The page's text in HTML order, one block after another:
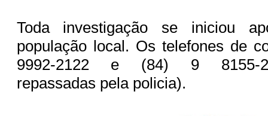
Toda investigação se iniciou
população local. Os telefones de
9992-2122 e (84) 9 8155-
repassadas pela policia).